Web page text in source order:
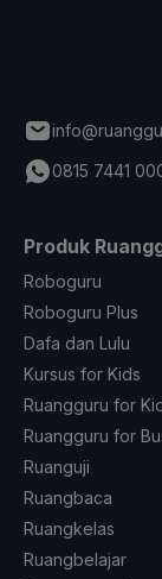
0815 7441
Produk
Roboguru
Roboguru Plus
Dafa dan Lulu
Kursus for Kids
Ruangguru for
Ruangguru for
Ruanguji
Ruangbaca
Ruangkelas
Ruangbelajar